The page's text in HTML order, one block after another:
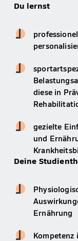
Du lernst
diese in
gezielte
und
Deine
Ernährung
Kompetenz